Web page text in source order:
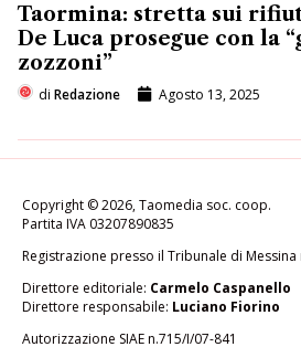
Taormina: stretta sui
De Luca prosegue con la
zozzoni”
di Redazione Agosto 13, 2025
Copyright © 2026, Taomedia soc. coop.
Partita IVA 03207890835
Registrazione presso il Tribunale di Messina
Direttore editoriale: Carmelo Caspanello
Direttore responsabile: Luciano Fiorino
Autorizzazione SIAE n.715/I/07-841